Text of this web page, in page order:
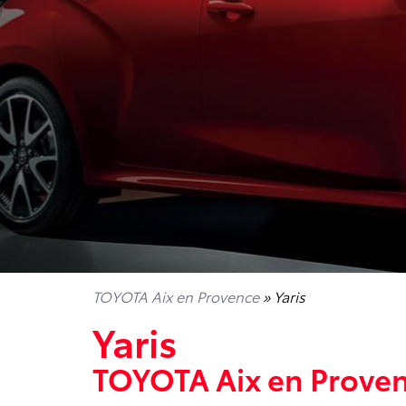
TOYOTA Aix en Provence» Yaris
Yaris
TOYOTA Aix en